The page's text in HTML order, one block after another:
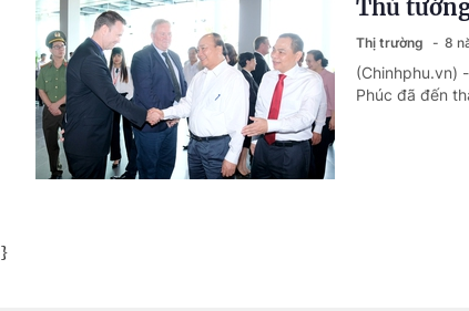
Thủ
Thị trường 8
(Chinhphu.vn)
Phúc đã đến
}